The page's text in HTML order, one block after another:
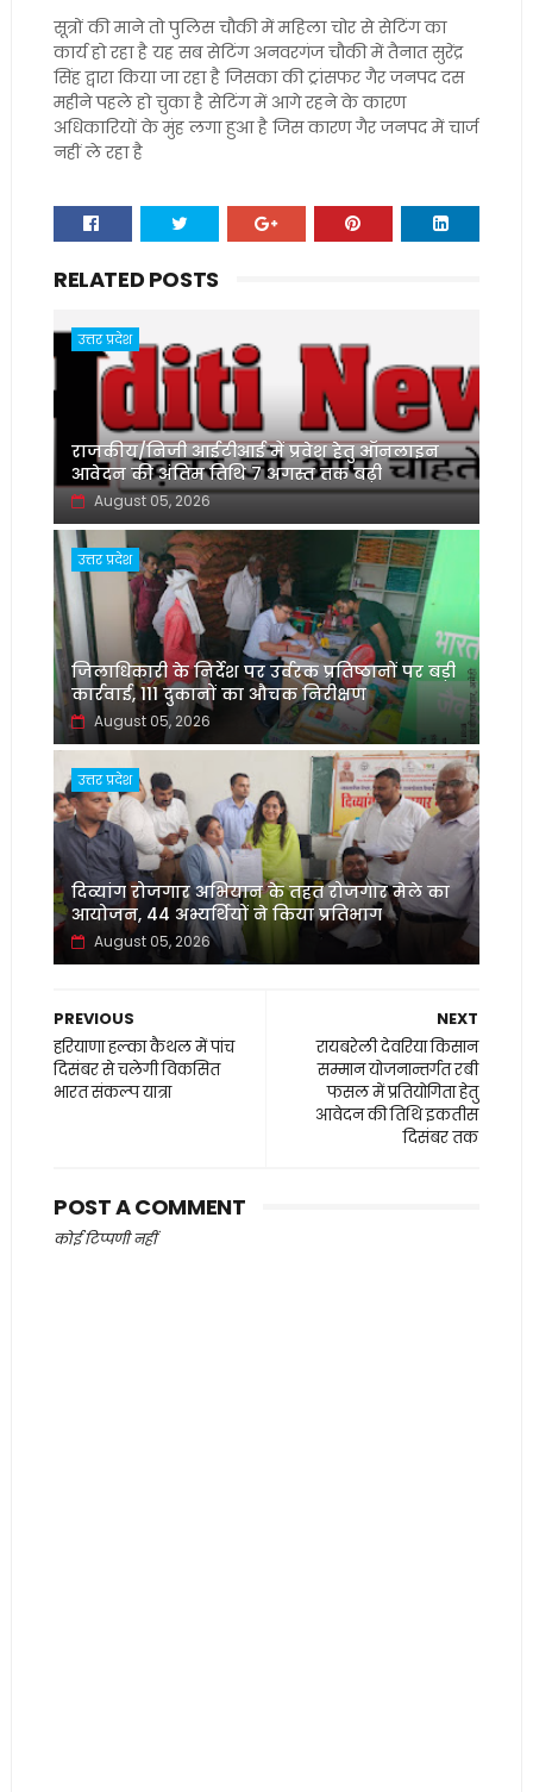
सूत्रों की माने तो पुलिस चौकी में महिला चोर से सेटिंग का
कार्य हो रहा है यह सब सेटिंग अनवरगंज चौकी में तैनात सुरेंद्र
सिंह द्वारा किया जा रहा है जिसका की ट्रांसफर गैर जनपद दस
महीने पहले हो चुका है सेटिंग में आगे रहने के कारण
अधिकारियों के मुंह लगा हुआ है जिस कारण गैर जनपद में चार्ज
नहीं ले रहा है
RELATED POSTS
उत्तर प्रदेश
राजकीय/निजी आईटीआई में प्रवेश हेतु ऑनलाइन
आवेदन की अंतिम तिथि 7 अगस्त तक बढ़ी
August 05, 2026
उत्तर प्रदेश
जिलाधिकारी के निर्देश पर उर्वरक प्रतिष्ठानों पर बड़ी
कार्रवाई, 111 दुकानों का औचक निरीक्षण
August 05, 2026
उत्तर प्रदेश
दिव्यांग रोजगार अभियान के तहत रोजगार मेले का
आयोजन, 44 अभ्यर्थियों ने किया प्रतिभाग
August 05, 2026
NEXT
रायबरेली देवरिया किसान
सम्मान योजनान्तर्गत रबी
फसल में प्रतियोगिता हेतु
आवेदन की तिथि इकतीस
दिसंबर तक
PREVIOUS
हरियाणा हल्का कैथल में पांच
दिसंबर से चलेगी विकसित
भारत संकल्प यात्रा
POST A COMMENT
कोई टिप्पणी नहीं